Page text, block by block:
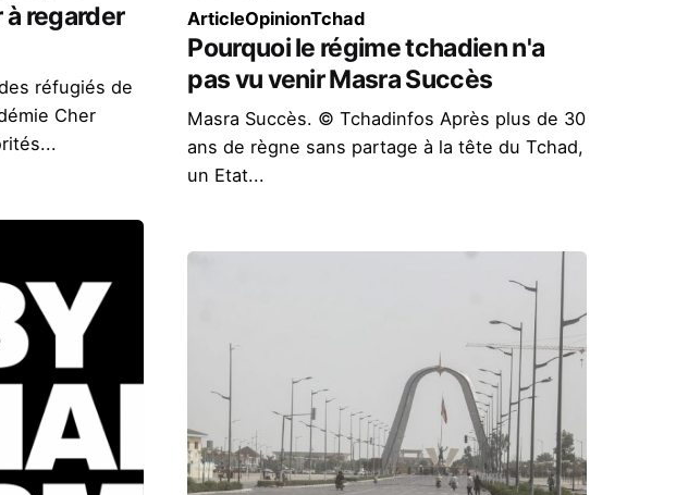
regarder
réfugiés de
Cher
ArticleOpinionTchad
Pourquoi le régime tchadien n'a
pas vu venir Masra Succès
Masra Succès. © Tchadinfos Après plus de 30
ans de règne sans partage à la tête du Tchad,
un Etat...